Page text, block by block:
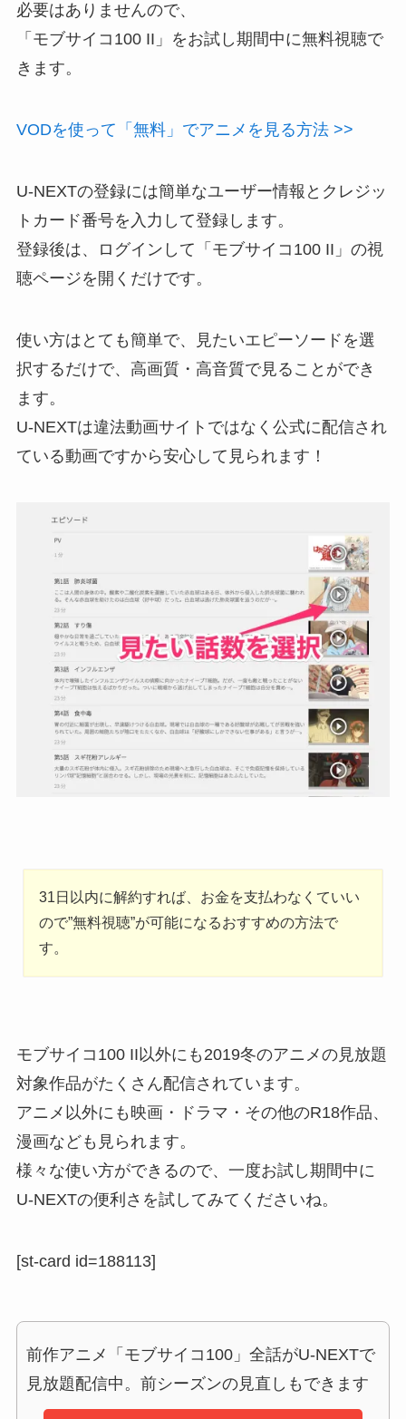
必要はありませんので、
「モブサイコ100 II」をお試し期間中に無料視聴で
きます。
VODを使って「無料」でアニメを見る方法 >>
U-NEXTの登録には簡単なユーザー情報とクレジッ
トカード番号を入力して登録します。
登録後は、ログインして「モブサイコ100 II」の視
聴ページを開くだけです。
使い方はとても簡単で、見たいエピーソードを選
択するだけで、高画質・高音質で見ることができ
ます。
U-NEXTは違法動画サイトではなく公式に配信され
ている動画ですから安心して見られます！
31日以内に解約すれば、お金を支払わなくていい
ので”無料視聴”が可能になるおすすめの方法で
す。
モブサイコ100 II以外にも2019冬のアニメの見放題
対象作品がたくさん配信されています。
アニメ以外にも映画・ドラマ・その他のR18作品、
漫画なども見られます。
様々な使い方ができるので、一度お試し期間中に
U-NEXTの便利さを試してみてくださいね。
[st-card id=188113]
前作アニメ「モブサイコ100」全話がU-NEXTで
見放題配信中。前シーズンの見直しもできます